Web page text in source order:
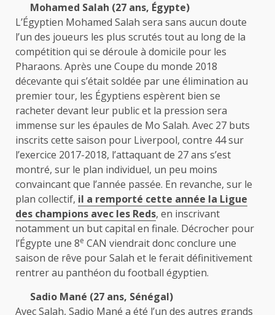
Mohamed Salah (27 ans, Égypte)
L’Égyptien Mohamed Salah sera sans aucun doute
l’un des joueurs les plus scrutés tout au long de la
compétition qui se déroule à domicile pour les
Pharaons. Après une Coupe du monde 2018
décevante qui s’était soldée par une élimination au
premier tour, les Égyptiens espèrent bien se
racheter devant leur public et la pression sera
immense sur les épaules de Mo Salah. Avec 27 buts
inscrits cette saison pour Liverpool, contre 44 sur
l’exercice 2017-2018, l’attaquant de 27 ans s’est
montré, sur le plan individuel, un peu moins
convaincant que l’année passée. En revanche, sur le
plan collectif, il a remporté cette année la Ligue
des champions avec les Reds, en inscrivant
notamment un but capital en finale. Décrocher pour
l’Égypte une 8e CAN viendrait donc conclure une
saison de rêve pour Salah et le ferait définitivement
rentrer au panthéon du football égyptien.
Sadio Mané (27 ans, Sénégal)
Avec Salah, Sadio Mané a été l’un des autres grands